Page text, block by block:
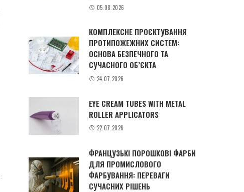
05.08.2026
КОМПЛЕКСНЕ ПРОЄКТУВАННЯ
ПРОТИПОЖЕЖНИХ СИСТЕМ:
ОСНОВА БЕЗПЕЧНОГО ТА
СУЧАСНОГО ОБ’ЄКТА
24.07.2026
EYE CREAM TUBES WITH METAL
ROLLER APPLICATORS
22.07.2026
ФРАНЦУЗЬКІ ПОРОШКОВІ ФАРБИ
ДЛЯ ПРОМИСЛОВОГО
ФАРБУВАННЯ: ПЕРЕВАГИ
СУЧАСНИХ РІШЕНЬ